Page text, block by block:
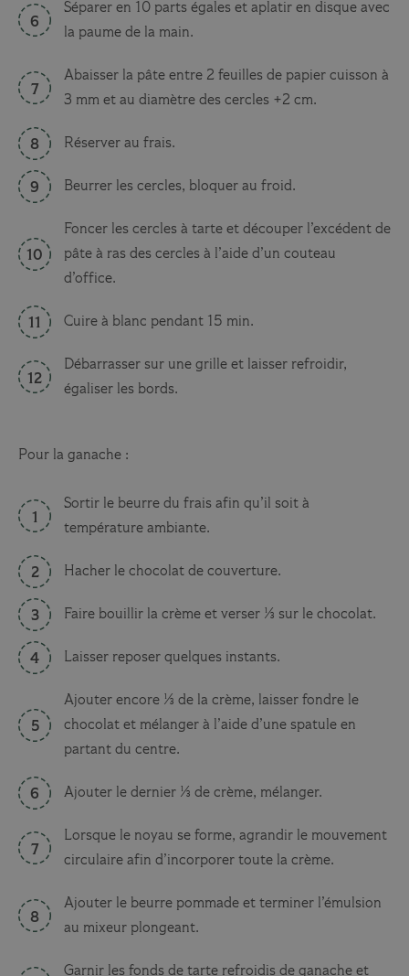
Séparer en 10 parts égales et aplatir en disque avec
la paume de la main.
Abaisser la pâte entre 2 feuilles de papier cuisson à
3 mm et au diamètre des cercles +2 cm.
Réserver au frais.
Beurrer les cercles, bloquer au froid.
Foncer les cercles à tarte et découper l’excédent de
pâte à ras des cercles à l’aide d’un couteau
d’office.
Cuire à blanc pendant 15 min.
Débarrasser sur une grille et laisser refroidir,
égaliser les bords.
Pour la ganache :
Sortir le beurre du frais afin qu’il soit à
température ambiante.
Hacher le chocolat de couverture.
Faire bouillir la crème et verser ⅓ sur le chocolat.
Laisser reposer quelques instants.
Ajouter encore ⅓ de la crème, laisser fondre le
chocolat et mélanger à l’aide d’une spatule en
partant du centre.
Ajouter le dernier ⅓ de crème, mélanger.
Lorsque le noyau se forme, agrandir le mouvement
circulaire afin d’incorporer toute la crème.
Ajouter le beurre pommade et terminer l’émulsion
au mixeur plongeant.
Garnir les fonds de tarte refroidis de ganache et